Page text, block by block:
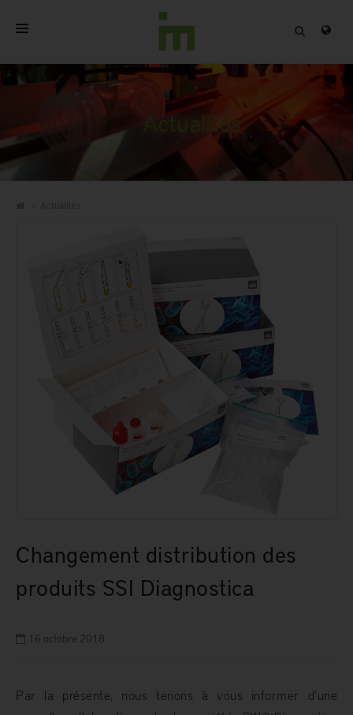
ACCUEIL
PRODUITS PROFESSIONNELS
QUALITÉ
Actualités
Changement distribution des
produits SSI Diagnostica
16 octobre 2018
Par la présente, nous tenons à vous informer d’une